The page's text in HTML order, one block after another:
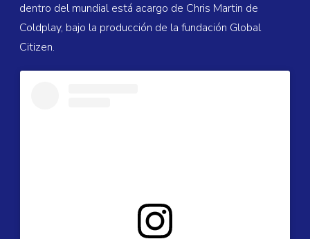
dentro del mundial está acargo de Chris Martin de
Coldplay, bajo la producción de la fundación Global
Citizen.